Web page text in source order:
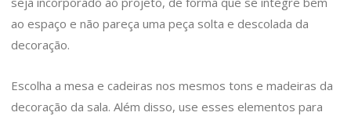
ao espaço e não pareça uma peça solta e descolada da
decoração.
Escolha a mesa e cadeiras nos mesmos tons e madeiras da
decoração da sala. Além disso, use esses elementos para